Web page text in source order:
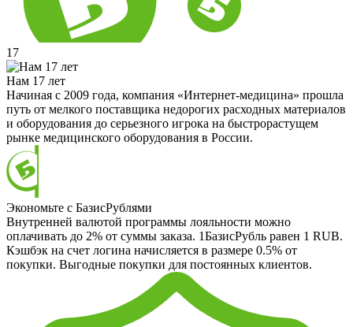
17
Нам 17 лет
Начиная с 2009 года, компания «Интернет-медицина» прошла
путь от мелкого поставщика недорогих расходных материалов
и оборудования до серьезного игрока на быстрорастущем
рынке медицинского оборудования в России.
Экономьте с БазисРублями
Внутренней валютой программы лояльности можно
оплачивать до 2% от суммы заказа. 1БазисРубль равен 1 RUB.
Кэшбэк на счет логина начисляется в размере 0.5% от
покупки. Выгодные покупки для постоянных клиентов.